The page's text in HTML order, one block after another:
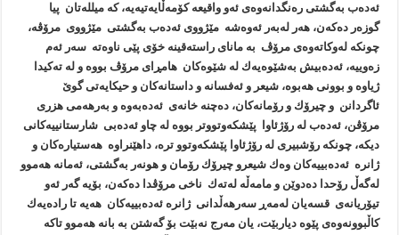
ئەدەب بەگشتی رەنگدانەوەی ئەو واقیعە كۆمەڵایەتیەیە، كە میللەتان پیا
گوزەر دەكەن، هەر لەبەر ئەوەشە مێژووی ئەدەب بەگشتی مێژووی مرۆڤە،
چونكە لەوكاتەوەی مرۆڤ بە مانای راستەقینە خۆی پێی ناوەتە سەر ئەم
زەوییە، ئەدەبیش بەشێوەیەك لە شێوەكان هامڕای مرۆڤ بووە و لە تەكیدا
ژیاوە و بوونی هەبوە، شیعر و ئەفسانە و داستانەكان و حیكایەتی گوێ
ئاگردانن و چیرۆك و رۆمانەكان، دەچنە خانەی ئەدەبەوە و بەرهەمی هزری
مرۆڤن، ئەدەب لە رۆژئاوا پێشكەوتووتر بووە لە چاو ئەدەبی شارستانییەكانی
دیكە، چونكە رۆشبیری لە رۆژئاوا پێشكەوتوو ترە، داهێنراوە هەستیارەكان و
ژانرە ئەدەبییەكان وەك شیعرو چیرۆك رۆمان و هونەر بەگشتی، ئەمانە هەموو
لەگەڵ رۆحدا دەدوێن و مامەڵە لەتەك ناخی مرۆڤدا دەكەن، بۆیە گەر ئەو
تیۆریانەی قسەیان لەمەڕ سەرهەڵدانی ژانرە ئەدەبییەكان هەیە تا رادەیەك
كاڵبوونەوەی پێوە دیاربێت، یان مەرج نەبێت بۆ گەشتن بە بانە هەموو تاكە